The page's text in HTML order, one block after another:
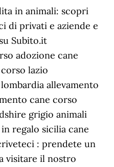
in animali: scopri
di privati e aziende e
Subito.it
adozione cane
lazio
allevamento
cane corso
grigio animali
regalo sicilia cane
: prendete un
visitare il nostro